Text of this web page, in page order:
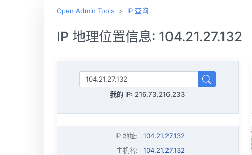
Open Admin Tools IP 查询
IP 地理位置信息: 104.21.27.132
我的 IP: 216.73.216.233
IP 地址:
104.21.27.132
主机名:
104.21.27.132